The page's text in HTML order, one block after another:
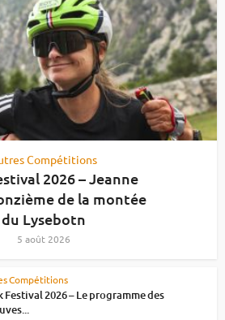
Compétitions
2026 – Jeanne
de la montée
du Lysebotn
5 août 2026
Compétitions
Festival 2026 – Le programme des